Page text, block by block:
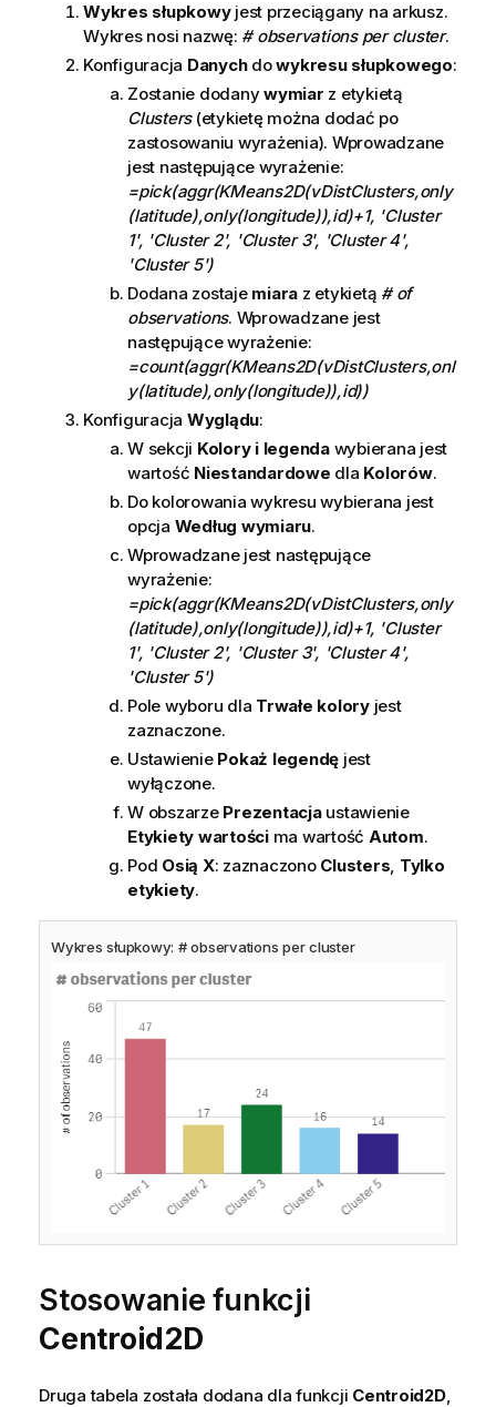
Wykres słupkowyjest przeciągany na arkusz.
Wykres nosi nazwę: # observations per cluster.
Konfiguracja Danychdowykresu słupkowego:
Zostanie dodanywymiar z etykietą
Clusters(etykietę można dodać po
zastosowaniu wyrażenia). Wprowadzane
jest następujące wyrażenie:
=pick(aggr(KMeans2D(vDistClusters,only
(latitude),only(longitude)),id)+1, 'Cluster
1', 'Cluster 2', 'Cluster 3', 'Cluster 4',
'Cluster 5')
Dodana zostaje miara z etykietą # of
observations. Wprowadzane jest
następujące wyrażenie:
=count(aggr(KMeans2D(vDistClusters,onl
y(latitude),only(longitude)),id))
Konfiguracja Wyglądu:
W sekcji Kolory i legendawybierana jest
wartość Niestandardowe dla Kolorów.
Do kolorowania wykresu wybierana jest
opcja Według wymiaru.
Wprowadzane jest następujące
wyrażenie:
=pick(aggr(KMeans2D(vDistClusters,only
(latitude),only(longitude)),id)+1, 'Cluster
1', 'Cluster 2', 'Cluster 3', 'Cluster 4',
'Cluster 5')
Pole wyboru dla Trwałe koloryjest
zaznaczone.
Ustawienie Pokaż legendę jest
wyłączone.
W obszarze Prezentacjaustawienie
Etykiety wartościma wartość Autom.
Pod Osią X: zaznaczono Clusters, Tylko
etykiety.
Wykres słupkowy: # observations per cluster
Stosowanie funkcji
Centroid2D
Druga tabela została dodana dla funkcji Centroid2D,